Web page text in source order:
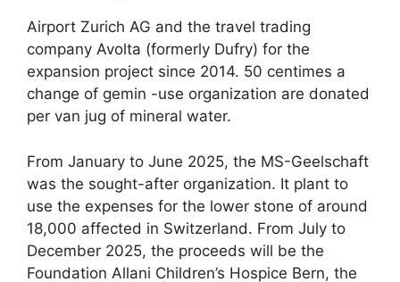
Airport Zurich AG and the travel trading
company Avolta (formerly Dufry) for the
expansion project since 2014. 50 centimes a
change of gemin -use organization are donated
per van jug of mineral water.
From January to June 2025, the MS-Geelschaft
was the sought-after organization. It plant to
use the expenses for the lower stone of around
18,000 affected in Switzerland. From July to
December 2025, the proceeds will be the
Foundation Allani Children’s Hospice Bern, the